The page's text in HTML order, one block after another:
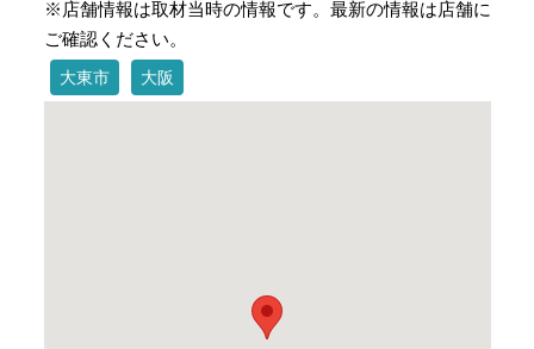
※店舗情報は取材当時の情報です。最新の情報は店舗に
ご確認ください。
大東市 大阪